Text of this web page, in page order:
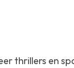
thrillers en